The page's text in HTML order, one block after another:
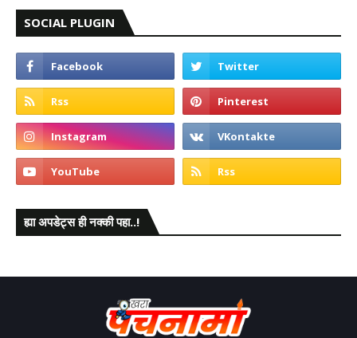
SOCIAL PLUGIN
ह्या अपडेट्स ही नक्की पहा..!